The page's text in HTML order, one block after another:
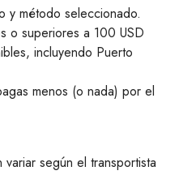
y método seleccionado.
o superiores a 100 USD
incluyendo Puerto
menos (o nada) por el
según el transportista